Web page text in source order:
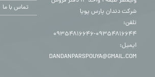
تماس با ما
شرکت دندان پارس پویا
تلفن:
۰۹۳۵۴۸۱۶۶۴۴-۰۹۳۵۴۸۱۶۶۴۶
ایمیل:
DANDANPARSPOUYA@GMAIL.COM